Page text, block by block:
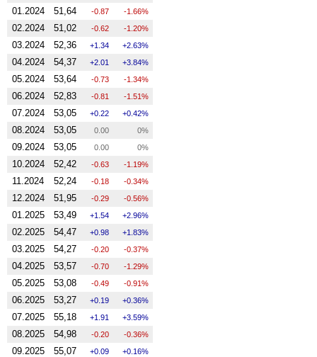
01.2024 51,64 -0.87 -1.66%
02.2024 51,02 -0.62 -1.20%
03.2024 52,36 1.34 2.63%
04.2024 54,37 2.01 3.84%
05.2024 53,64 -0.73 -1.34%
06.2024 52,83 -0.81 -1.51%
07.2024 53,05 0.22 0.42%
08.2024 53,05 0.00 0%
09.2024 53,05 0.00 0%
10.2024 52,42 -0.63 -1.19%
11.2024 52,24 -0.18 -0.34%
12.2024 51,95 -0.29 -0.56%
01.2025 53,49 1.54 2.96%
02.2025 54,47 0.98 1.83%
03.2025 54,27 -0.20 -0.37%
04.2025 53,57 -0.70 -1.29%
05.2025 53,08 -0.49 -0.91%
06.2025 53,27 0.19 0.36%
07.2025 55,18 1.91 3.59%
08.2025 54,98 -0.20 -0.36%
09.2025 55,07 0.09 0.16%